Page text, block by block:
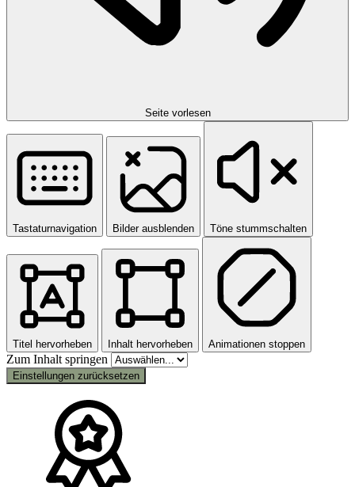
Seite vorlesen
Tastaturnavigation Bilder ausblenden Töne stummschalten
Titel hervorheben Inhalt hervorheben Animationen stoppen
Zum Inhalt springen
Einstellungen zurücksetzen